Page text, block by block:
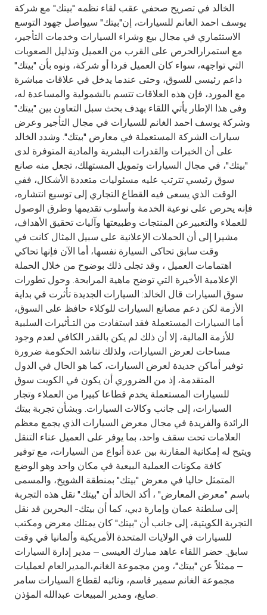
Germany
Malaysia
Turkey
Egypt
UK
Kingdom of Bahrain
الخالد في تصريح صحفي عقب لقاء نظمه "بيتك" مع شركة
يوسف احمد الغانم للسيارات، إن"بيتك" سيواصل جهود التوسع
الاستثماري في مجال بيع وشراء السيارات وخدمات التأجير،
مع استمرارالحرص على القرب من العميل وتذليل الصعوبات
التي تواجهه، سواء كان العميل فردا أو شركة، ونوه بأن "بيتك"
داعم رئيسي للسوق، وحتى عندما يدخل في علاقات مباشرة
مع المورد، فإن هذه العلاقات تتسم بالشمولية والمساعدة له،
وفى هذا الإطار يأتي اللقاء بهدف بحث سبل التعاون بين "بيتك"
وشركة يوسف احمد الغانم للسيارات في مجال التأجير وعرض
سيارات الشركة المستعملة في معارض "بيتك". وشدد الخالد
على أن الخبرات والقدرات البشرية والمادية المتوفرة لدى
"بيتك"، في مجال السيارات وتمويل المستهلك، تجعل منه صانع
سوق رئيسي تترتب عليه مسئوليات متعددة الأشكال، ففي
الوقت الذي يسعى فيه القطاع التجاري إلى توسيع انتشاره،
فإنه يحرص على نوعية الخدمة وأسلوب تقديمها وطرق الوصول
للعملاء والتعبيرعن المنتجات وطبيعتها وآليات تحقيق الأهداف،
مشيرا إلى أن الحملات الإعلانية على سبيل المثال كانت في
وقت سابق تحاكى السيارة نفسها، أما الآن فإنها تحاكي
اهتمامات العميل ، وقد تجلى ذلك بوضوح من خلال الحملة
الإعلامية الأخيرة التي توضح ماهية المرابحة. وحول تطورات
سوق السيارات قال الخالد: السيارات الجديدة تأثرت في بداية
الأزمة لكن دعم مصانع السيارات للوكلاء حافظ على السوق،
أما السيارات المستعملة فقد استفادت من التـأثيرات السلبية
للأزمة المالية، إلا أن ذلك لم يكن بالقدر الكافي لعدم وجود
مساحات لعرض السيارات، ولذلك نناشد الحكومة ضرورة
توفير أماكن جديدة لعرض السيارات، كما هو الحال في الدول
المتقدمة، إذ من الضروري أن يكون في الكويت سوق
للسيارات المستعملة يخدم قطاعا كبيرا من العملاء وتجار
السيارات، إلى جانب وكالات السيارات. وبشأن تجربة بيتك
الرائدة والفريدة في مجال معرض السيارات الذي يجمع معظم
العلامات تحت سقف واحد، بما يوفر على العميل عناء التنقل
ويتيح له إمكانية المقارنة بين عدة أنواع من السيارات، مع توفير
كافة مكونات العملية البيعية في مكان واحد وهو الوضع
المتمثل حاليا في معرض "بيتك" بمنطقة الشويخ، والمسمى
باسم "معرض المعارض" ، أكد الخالد أن "بيتك" نقل هذه التجربة
إلى سلطنة عمان وإمارة دبي، كما أن بيتك- البحرين قد نقل
التجربة الكويتية، إلى جانب أن "بيتك" كان يمتلك معرض ومكتب
للسيارات في الولايات المتحدة الأمريكية وألمانيا في وقت
سابق. حضر اللقاء عاهد مبارك العيسى – مدير إدارة السيارات
– ممثلاً عن "بيتك"، ومن مجموعة الغانم،المديرالعام لعمليات
مجموعة الغانم سمير قاسم، ونائبه لقطاع السيارات سامر
صايغ، ومدير المبيعات عبدالله المؤذن.